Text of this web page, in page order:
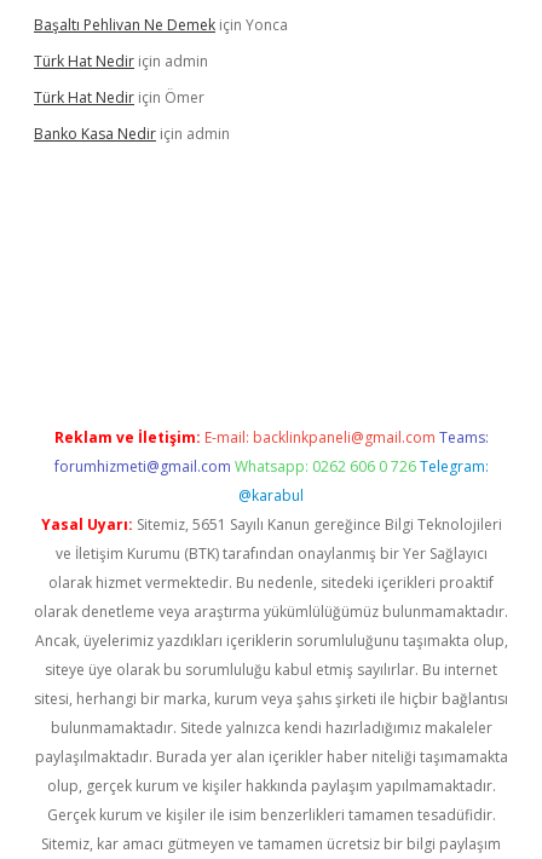
Başaltı Pehlivan Ne Demek için Yonca
Türk Hat Nedir için admin
Türk Hat Nedir için Ömer
Banko Kasa Nedir için admin
Reklam ve İletişim: E-mail: backlinkpaneli@gmail.com Teams:
forumhizmeti@gmail.com Whatsapp: 0262 606 0 726 Telegram:
@karabul
Yasal Uyarı: Sitemiz, 5651 Sayılı Kanun gereğince Bilgi Teknolojileri
ve İletişim Kurumu (BTK) tarafından onaylanmış bir Yer Sağlayıcı
olarak hizmet vermektedir. Bu nedenle, sitedeki içerikleri proaktif
olarak denetleme veya araştırma yükümlülüğümüz bulunmamaktadır.
Ancak, üyelerimiz yazdıkları içeriklerin sorumluluğunu taşımakta olup,
siteye üye olarak bu sorumluluğu kabul etmiş sayılırlar. Bu internet
sitesi, herhangi bir marka, kurum veya şahıs şirketi ile hiçbir bağlantısı
bulunmamaktadır. Sitede yalnızca kendi hazırladığımız makaleler
paylaşılmaktadır. Burada yer alan içerikler haber niteliği taşımamakta
olup, gerçek kurum ve kişiler hakkında paylaşım yapılmamaktadır.
Gerçek kurum ve kişiler ile isim benzerlikleri tamamen tesadüfidir.
Sitemiz, kar amacı gütmeyen ve tamamen ücretsiz bir bilgi paylaşım